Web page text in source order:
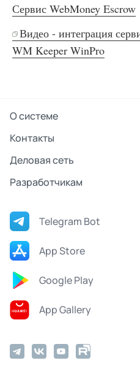
Сервис WebMoney Escrow
Видео - интеграция
WM Keeper WinPro
О системе
Контакты
Деловая сеть
Разработчикам
Telegram Bot
App Store
Google Play
App Gallery